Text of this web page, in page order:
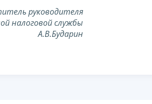
руководителя
налоговой службы
А.В.Бударин